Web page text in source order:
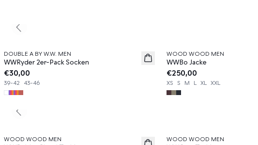
News
DOUBLE A BY W.W. MEN
WWRyder 2er-Pack Socken
€30,00
39-42 43-46
News
WOOD WOOD MEN
WWBo Jacke
€250,00
XS S M L XL XXL
Previous slide
News
WOOD WOOD MEN News
WOOD WOOD MEN
Previous slide